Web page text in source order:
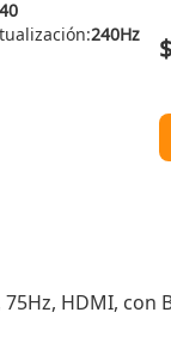
240Hz
75Hz, HDMI, con